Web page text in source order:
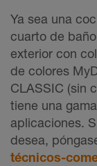
Ya sea una
cuarto de
exterior con
de colores
CLASSIC (sin
tiene una
aplicaciones.
desea,
técnicos-